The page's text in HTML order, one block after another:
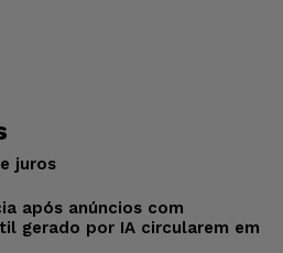
juros
após anúncios com
gerado por IA circularem em